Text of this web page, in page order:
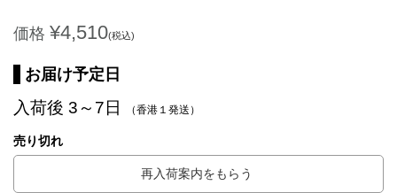
価格 ¥4,510(税込)
お届け予定日
入荷後 3～7日 （香港１発送）
売り切れ
再入荷案内をもらう